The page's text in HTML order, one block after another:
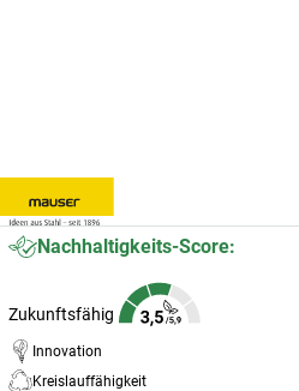
Nachhaltigkeits-Score:
Zukunftsfähig
Innovation
Kreislauffähigkeit